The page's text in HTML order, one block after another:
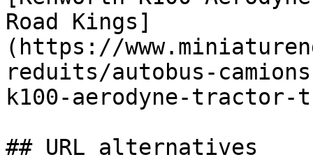
Road Kings]
(https://
reduits/autobus-
k100-aerodyne-
## URL alternatives